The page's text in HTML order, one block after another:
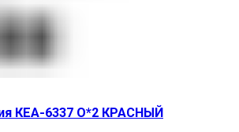
КЕА-6337 О*2 КРАСНЫЙ